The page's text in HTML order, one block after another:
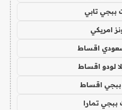
ببجي تابي
امريكي
سعودي اقساط
لودو اقساط
اقساط
تمارا